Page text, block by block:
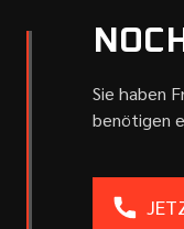
Sie haben
benötigen